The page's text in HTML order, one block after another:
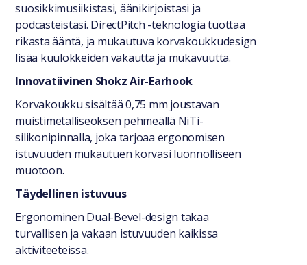
suosikkimusiikistasi, äänikirjoistasi ja
podcasteistasi. DirectPitch -teknologia tuottaa
rikasta ääntä, ja mukautuva korvakoukkudesign
lisää kuulokkeiden vakautta ja mukavuutta.
Innovatiivinen Shokz Air-Earhook
Korvakoukku sisältää 0,75 mm joustavan
muistimetalliseoksen pehmeällä NiTi-
silikonipinnalla, joka tarjoaa ergonomisen
istuvuuden mukautuen korvasi luonnolliseen
muotoon.
Täydellinen istuvuus
Ergonominen Dual-Bevel-design takaa
turvallisen ja vakaan istuvuuden kaikissa
aktiviteeteissa.